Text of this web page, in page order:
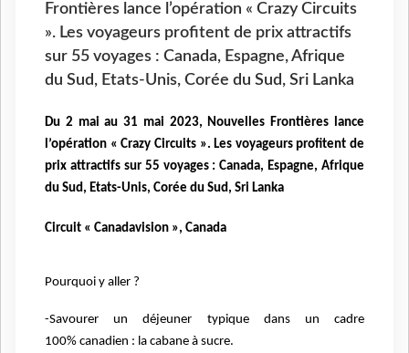
Frontières lance l’opération « Crazy Circuits
». Les voyageurs profitent de prix attractifs
sur 55 voyages : Canada, Espagne, Afrique
du Sud, Etats-Unis, Corée du Sud, Sri Lanka
Du 2 mai au 31 mai 2023, Nouvelles Frontières lance
l’opération « Crazy Circuits ». Les voyageurs profitent de
prix attractifs sur 55 voyages : Canada, Espagne, Afrique
du Sud, Etats-Unis, Corée du Sud, Sri Lanka
Circuit « Canadavision », Canada
Pourquoi y aller ?
-Savourer un déjeuner typique dans un cadre
100% canadien : la cabane à sucre.